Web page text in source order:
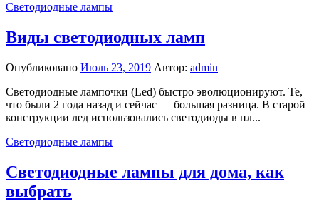
Светодиодные лампы
Виды светодиодных ламп
Опубликовано Июль 23, 2019 Автор: admin
Светодиодные лампочки (Led) быстро эволюционируют. Те,
что были 2 года назад и сейчас — большая разница. В старой
конструкции лед использовались светодиоды в пл...
Светодиодные лампы
Светодиодные лампы для дома, как
выбрать